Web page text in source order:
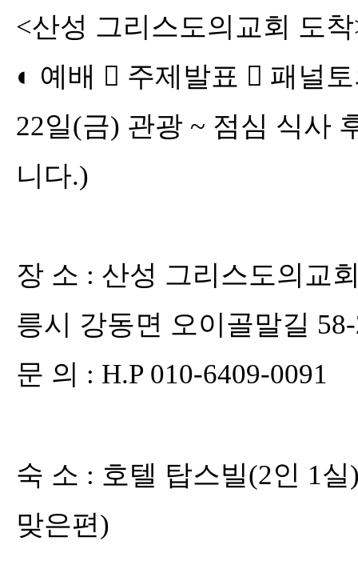
<산성 그리스도의교회 도착
◐ 예배  주제발표  패널
22일(금) 관광 ~ 점심 식사
니다.)
장 소 : 산성 그리스도의교
릉시 강동면 오이골말길
문 의 : H.P 010-6409-0091
숙 소 : 호텔 탑스빌(2인 1실
맞은편)